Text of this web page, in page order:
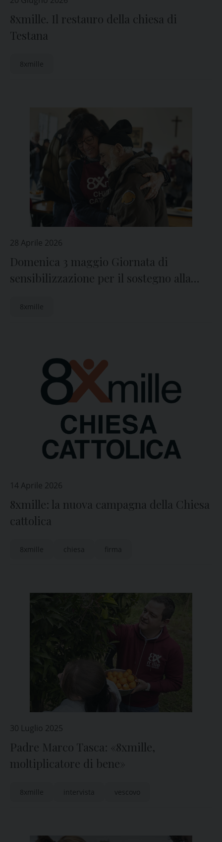
8xmille. Il restauro della chiesa di
Testana
8xmille
28 Aprile 2026
Domenica 3 maggio Giornata di
sensibilizzazione per il sostegno alla
8xmille
14 Aprile 2026
8xmille: la nuova campagna della Chiesa
cattolica
8xmille chiesa firma
30 Luglio 2025
Padre Marco Tasca: «8xmille,
moltiplicatore di bene»
8xmille intervista vescovo